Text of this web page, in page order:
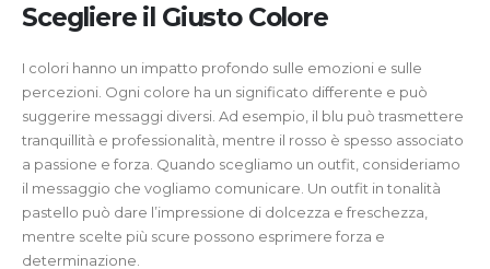
Scegliere il Giusto Colore
I colori hanno un impatto profondo sulle emozioni e sulle
percezioni. Ogni colore ha un significato differente e può
suggerire messaggi diversi. Ad esempio, il blu può trasmettere
tranquillità e professionalità, mentre il rosso è spesso associato
a passione e forza. Quando scegliamo un outfit, consideriamo
il messaggio che vogliamo comunicare. Un outfit in tonalità
pastello può dare l’impressione di dolcezza e freschezza,
mentre scelte più scure possono esprimere forza e
determinazione.